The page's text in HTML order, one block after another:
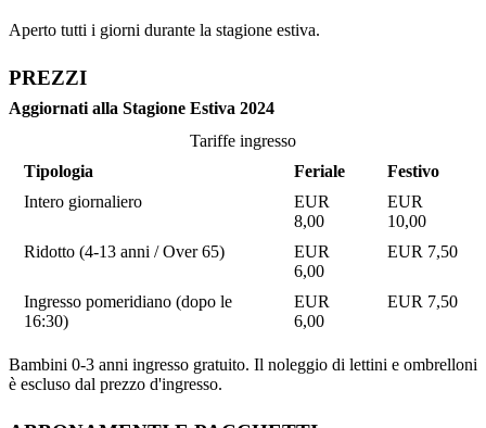
Aperto tutti i giorni durante la stagione estiva.
PREZZI
Aggiornati alla Stagione Estiva 2024
Tariffe ingresso
Tipologia
Feriale
Festivo
Intero giornaliero
EUR
8,00
EUR
10,00
Ridotto (4-13 anni / Over 65)
EUR
6,00
EUR 7,50
Ingresso pomeridiano (dopo le
16:30)
EUR
6,00
EUR 7,50
Bambini 0-3 anni ingresso gratuito. Il noleggio di lettini e ombrelloni
è escluso dal prezzo d'ingresso.